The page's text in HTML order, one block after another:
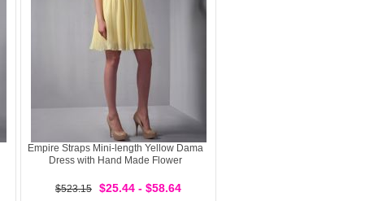
Empire Straps Mini-length Yellow Dama
Dress with Hand Made Flower
$523.15 $25.44 - $58.64